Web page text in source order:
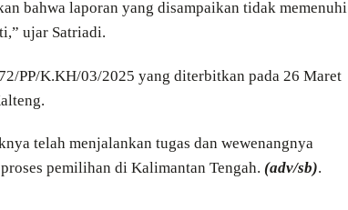
bahwa laporan yang disampaikan tidak memenuhi
ujar Satriadi.
PP/K.KH/03/2025 yang diterbitkan pada 26 Maret
telah menjalankan tugas dan wewenangnya
pemilihan di Kalimantan Tengah. (adv/sb).